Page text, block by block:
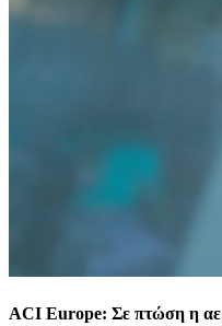
ACI Europe: Σε πτώση η